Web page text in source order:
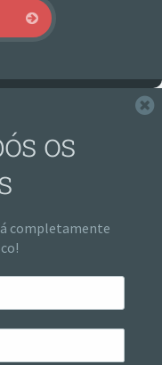
os
completamente